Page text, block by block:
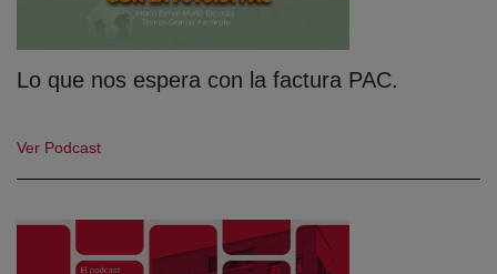
Lo que nos espera con la factura PAC.
Ver Podcast